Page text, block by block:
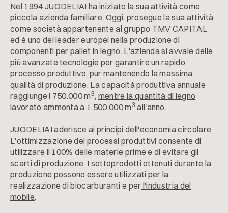
Nel 1994 JUODELIAI ha iniziato la sua attività come
piccola azienda familiare. Oggi, prosegue la sua attività
come società appartenente al gruppo TMV CAPITAL
ed è uno dei leader europei nella produzione di
componenti per pallet in legno. L'azienda si avvale delle
più avanzate tecnologie per garantire un rapido
processo produttivo, pur mantenendo la massima
qualità di produzione. La capacità produttiva annuale
raggiunge i 750.000 m3, mentre la quantità di legno
lavorato ammonta a 1.500.000 m3all'anno.
JUODELIAI aderisce ai principi dell'economia circolare.
L'ottimizzazione dei processi produttivi consente di
utilizzare il 100% delle materie prime e di evitare gli
scarti di produzione. I sottoprodotti ottenuti durante la
produzione possono essere utilizzati per la
realizzazione di biocarburanti e per l'industria del
mobile.